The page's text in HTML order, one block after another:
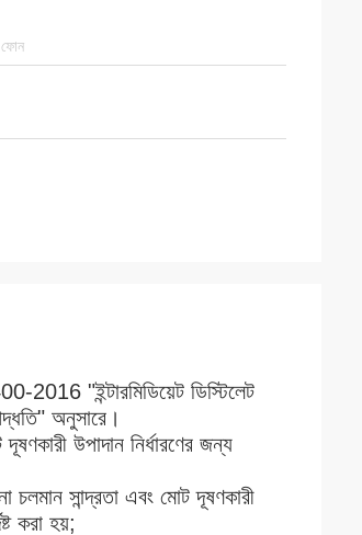
2016 "ইন্টারমিডিয়েট ডিস্টিলেট
অনুসারে।
উপাদান নির্ধারণের জন্য
সান্দ্রতা এবং মোট দূষণকারী
করা হয়;